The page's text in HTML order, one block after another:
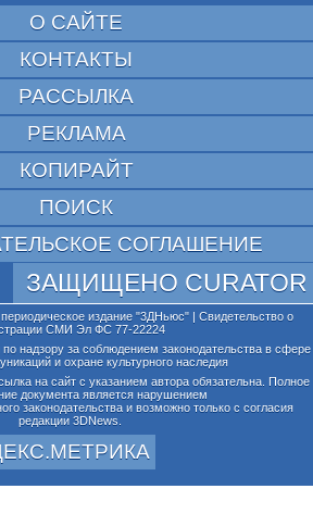
О САЙТЕ
КОНТАКТЫ
РАССЫЛКА
РЕКЛАМА
КОПИРАЙТ
ПОИСК
СОГЛАШЕНИЕ
ЗАЩИЩЕНО CURATOR
издание "3ДНьюс" | Свидетельство о
СМИ Эл ФС 77-22224
надзору за соблюдением законодательства в сфере
и охране культурного наследия
на сайт с указанием автора обязательна. Полное
документа является нарушением
законодательства и возможно только с согласия
редакции 3DNews.